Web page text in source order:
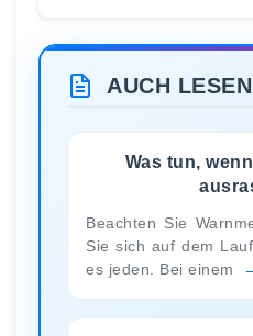
AUCH LESEN
Was tun,
Beachten Sie
Sie sich auf dem
es jeden. Bei einem